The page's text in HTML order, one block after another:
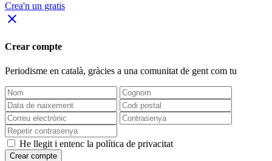
Crea'n un gratis
close
Crear compte
Periodisme en català, gràcies a una comunitat de gent com tu
He llegit i entenc la política de privacitat
Crear compte